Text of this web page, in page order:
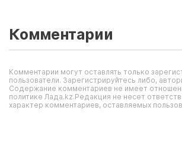
Комментарии
Комментарии могут оставлять только
пользователи. Зарегистрируйтесь либо,
Содержание комментариев не имеет
политике Лада.kz.Редакция не несет
характер комментариев, оставляемых